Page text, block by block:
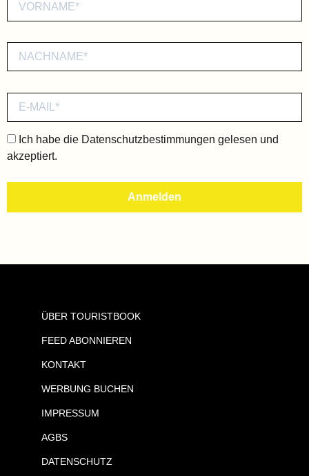
Ich habe die Datenschutzbestimmungen gelesen und
akzeptiert.
ÜBER TOURISTBOOK
FEED ABONNIEREN
KONTAKT
WERBUNG BUCHEN
IMPRESSUM
AGBS
DATENSCHUTZ